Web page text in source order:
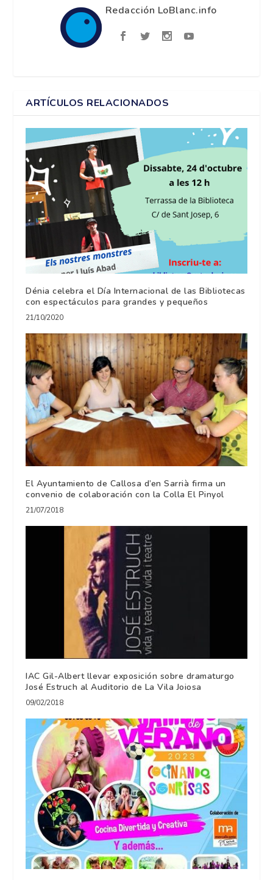
Redacción LoBlanc.info
ARTÍCULOS RELACIONADOS
Dénia celebra el Día Internacional de las Bibliotecas
con espectáculos para grandes y pequeños
21/10/2020
El Ayuntamiento de Callosa d’en Sarrià firma un
convenio de colaboración con la Colla El Pinyol
21/07/2018
IAC Gil-Albert llevar exposición sobre dramaturgo
José Estruch al Auditorio de La Vila Joiosa
09/02/2018